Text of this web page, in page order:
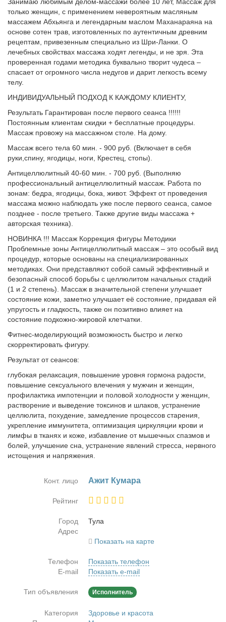
только женщин, с применением невероятным масляным
массажем Абхьянга и легендарным маслом Маханараяна на
основе сотен трав, изготовленных по аутентичным древним
рецептам, привезенным специально из Шри-Ланки. О
лечебных свойствах массажа ходят легенды, и не зря. Эта
проверенная годами методика буквально творит чудеса –
спасает от огромного числа недугов и дарит легкость всему
телу.
ИНДИВИДУАЛЬНЫЙ ПОДХОД К КАЖДОМУ КЛИЕНТУ,
Результать Гарантирован после первого сеанса !!!!!!
Постоянным клиентам скидки + бесплатные процедуры.
Массаж провожу на массажном столе. На дому.
Массаж всего тела 60 мин. - 900 руб. (Включает в себя
руки,спину, ягодицы, ноги, Крестец, стопы).
Антицеллюлитный 40-60 мин. - 700 руб. (Выполняю
профессиональный антицеллюлитный массаж. Работа по
зонам: бедра, ягодицы, бока, живот. Эффект от проведения
массажа можно наблюдать уже после первого сеанса, самое
позднее - после третьего. Также другие виды массажа +
авторская техника).
НОВИНКА !!! Массаж Коррекция фигуры Методики
Проблемные зоны Антицеллюлитный массаж – это особый вид
процедур, которые основаны на специализированных
методиках. Они представляют собой самый эффективный и
безопасный способ борьбы с целлюлитом начальных стадий
(1 и 2 степень). Массаж в значительной степени улучшает
состояние кожи, заметно улучшает её состояние, придавая ей
упругость и гладкость, также он позитивно влияет на
состояние подкожно-жировой клетчатки.
Фитнес-моделирующий возможность быстро и легко
скорректировать фигуру.
Результат от сеансов:
глубокая релаксация, повышение уровня гормона радости,
повышение сексуального влечения у мужчин и женщин,
профилактика импотенции и половой холодности у женщин,
растворение и выведение токсинов и шлаков, устранение
целлюлита, похудение, замедление процессов старения,
укрепление иммунитета, оптимизация циркуляции крови и
лимфы в тканях и коже, избавление от мышечных спазмов и
болей, улучшение сна, устранение явлений стресса, нервного
истощения и напряжения.
Конт. лицо Ажит Ку­ма­ра
Рейтинг
Город
Ту­ла
Адрес
Показать на карте
Телефон
Показать телефон
E-mail
Показать e-mail
Тип объявления Исполнитель
Категория
Здоровье и красота